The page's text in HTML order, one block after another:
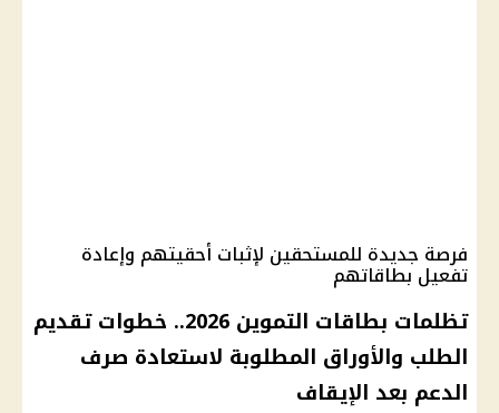
فرصة جديدة للمستحقين لإثبات أحقيتهم وإعادة
تفعيل بطاقاتهم
تظلمات بطاقات التموين 2026.. خطوات تقديم
الطلب والأوراق المطلوبة لاستعادة صرف
الدعم بعد الإيقاف